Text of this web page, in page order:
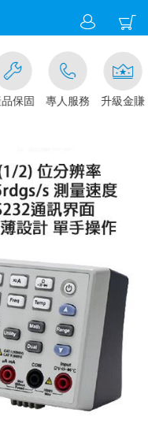
請點我看
保固 專人服務 升級金賺